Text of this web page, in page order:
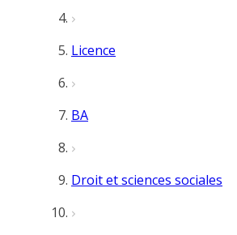
Licence
BA
Droit et sciences sociales